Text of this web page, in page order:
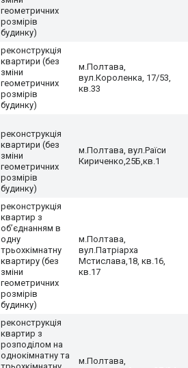
геометричних
розмірів
будинку)
реконструкція
квартири (без
зміни
геометричних
розмірів
будинку)
м.Полтава,
вул.Короленка, 17/53,
кв.33
реконструкція
квартири (без
зміни
геометричних
розмірів
будинку)
м.Полтава, вул.Раїси
Кириченко,25Б,кв.1
реконструкція
квартир з
об’єднанням в
одну
трьохкімнатну
квартиру (без
зміни
геометричних
розмірів
будинку)
м.Полтава,
вул.Патріарха
Мстислава,18, кв.16,
кв.17
реконструкція
квартир з
розподілом на
однокімнатну та
м.Полтава,